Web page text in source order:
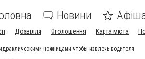
Новини
Дозвілля Оголошення Карта міста
ножницами чтобы извлечь водителя